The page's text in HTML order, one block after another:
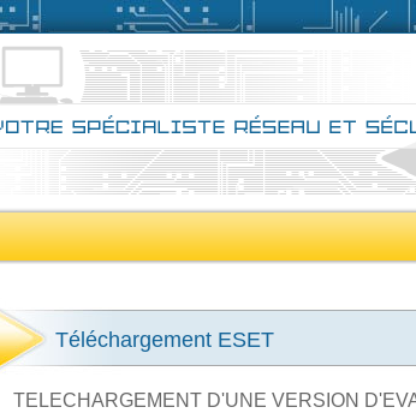
Téléchargement ESET
TELECHARGEMENT D'UNE VERSION